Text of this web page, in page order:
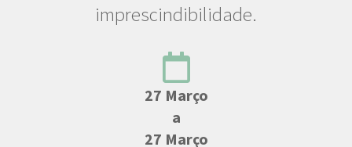
imprescindibilidade.
27 Março
a
27 Março